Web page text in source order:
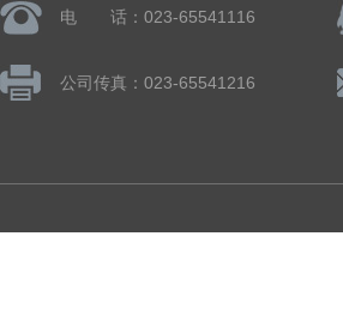
电 话：023-65541116
公司传真：023-65541216